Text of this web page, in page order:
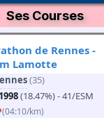
Ses Courses
de Rennes -
Lamotte
(35)
(18.47%) - 41/ESM
(04:10/km)